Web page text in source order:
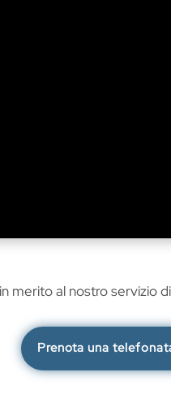
merito al nostro servizio
Prenota una